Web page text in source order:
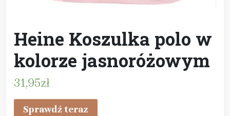
Heine Koszulka polo w
kolorze jasnoróżowym
31,95zł
Sprawdź teraz